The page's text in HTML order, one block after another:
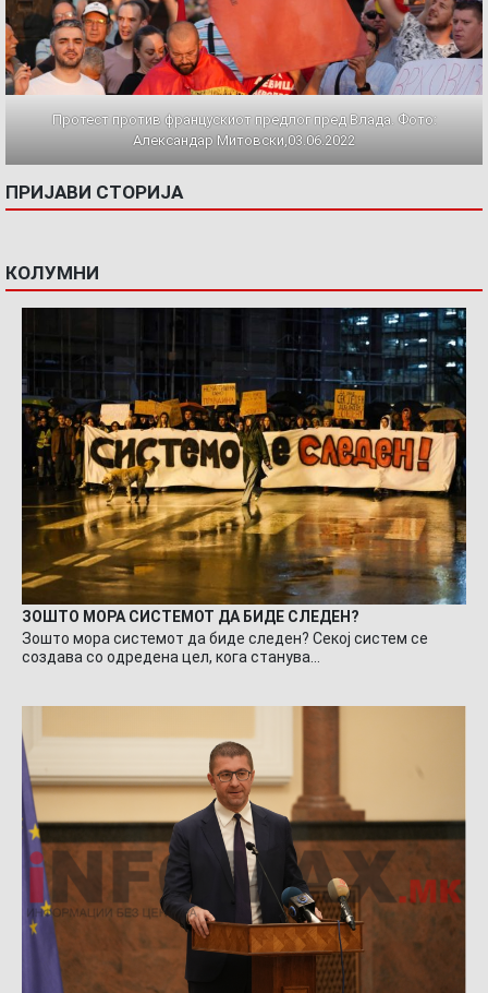
Протест против францускиот предлог пред Влада. Фото:
Александар Митовски,03.06.2022
ПРИЈАВИ СТОРИЈА
КОЛУМНИ
ЗОШТО МОРА СИСТЕМОТ ДА БИДЕ СЛЕДЕН?
Зошто мора системот да биде следен? Секој систем се
создава со одредена цел, кога станува…